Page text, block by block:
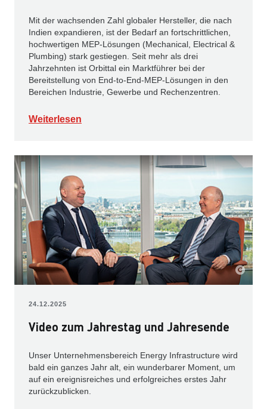
Mit der wachsenden Zahl globaler Hersteller, die nach
Indien expandieren, ist der Bedarf an fortschrittlichen,
hochwertigen MEP-Lösungen (Mechanical, Electrical &
Plumbing) stark gestiegen. Seit mehr als drei
Jahrzehnten ist Orbittal ein Marktführer bei der
Bereitstellung von End-to-End-MEP-Lösungen in den
Bereichen Industrie, Gewerbe und Rechenzentren.
Weiterlesen
24.12.2025
Video zum Jahrestag und Jahresende
Unser Unternehmensbereich Energy Infrastructure wird
bald ein ganzes Jahr alt, ein wunderbarer Moment, um
auf ein ereignisreiches und erfolgreiches erstes Jahr
zurückzublicken.